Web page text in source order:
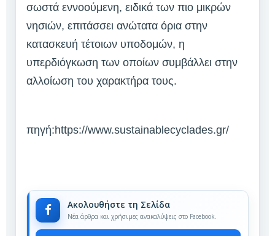
σωστά εννοούμενη, ειδικά των πιο μικρών
νησιών, επιτάσσει ανώτατα όρια στην
κατασκευή τέτοιων υποδομών, η
υπερδιόγκωση των οποίων συμβάλλει στην
αλλοίωση του χαρακτήρα τους.
πηγή:https://www.sustainablecyclades.gr/
Ακολουθήστε τη Σελίδα
Νέα άρθρα και χρήσιμες ανακαλύψεις στο Facebook.